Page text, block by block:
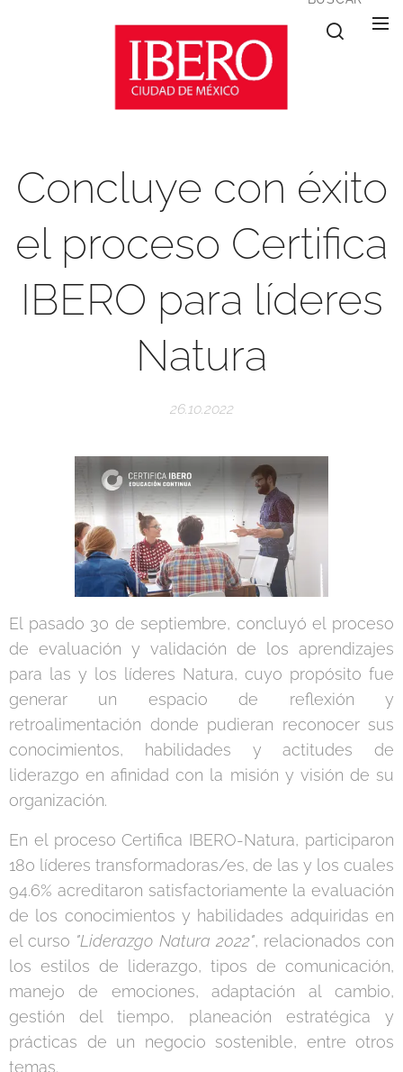
Concluye con éxito
el proceso Certifica
IBERO para líderes
Natura
26.10.2022
El pasado 30 de septiembre, concluyó el proceso
de evaluación y validación de los aprendizajes
para las y los líderes Natura, cuyo propósito fue
generar un espacio de reflexión y
retroalimentación donde pudieran reconocer sus
conocimientos, habilidades y actitudes de
liderazgo en afinidad con la misión y visión de su
organización.
En el proceso Certifica IBERO-Natura, participaron
180 líderes transformadoras/es, de las y los cuales
94.6% acreditaron satisfactoriamente la evaluación
de los conocimientos y habilidades adquiridas en
el curso "Liderazgo Natura 2022", relacionados con
los estilos de liderazgo, tipos de comunicación,
manejo de emociones, adaptación al cambio,
gestión del tiempo, planeación estratégica y
prácticas de un negocio sostenible, entre otros
temas.